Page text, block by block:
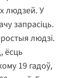
людзей. У
запрасіць.
людзі.
ёсць
19 гадоў,